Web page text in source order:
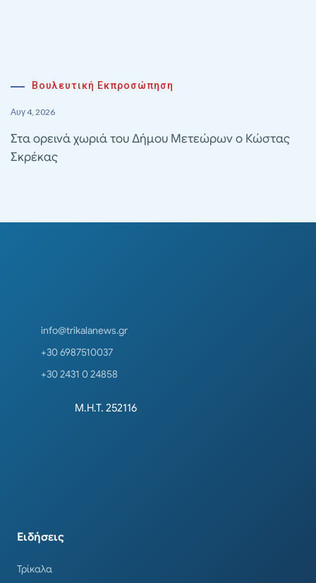
Βουλευτική Εκπροσώπηση
Αυγ 4, 2026
Στα ορεινά χωριά του Δήμου Μετεώρων ο Κώστας
Σκρέκας
info@trikalanews.gr
+30 6987510037
+30 2431 0 24858
Μ.Η.Τ. 252116
Ειδήσεις
Τρίκαλα